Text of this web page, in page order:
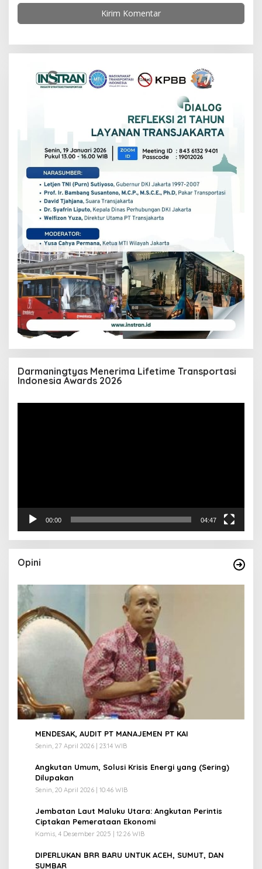
Darmaningtyas Menerima Lifetime Transportasi
Indonesia Awards 2026
00:00 04:47
Opini
MENDESAK, AUDIT PT MANAJEMEN PT KAI
Senin, 27 April 2026 | 23:14 WIB
Angkutan Umum, Solusi Krisis Energi yang (Sering)
Dilupakan
Senin, 20 April 2026 | 10:46 WIB
Jembatan Laut Maluku Utara: Angkutan Perintis
Ciptakan Pemerataan Ekonomi
Kamis, 4 Desember 2025 | 12:26 WIB
DIPERLUKAN BRR BARU UNTUK ACEH, SUMUT, DAN
SUMBAR